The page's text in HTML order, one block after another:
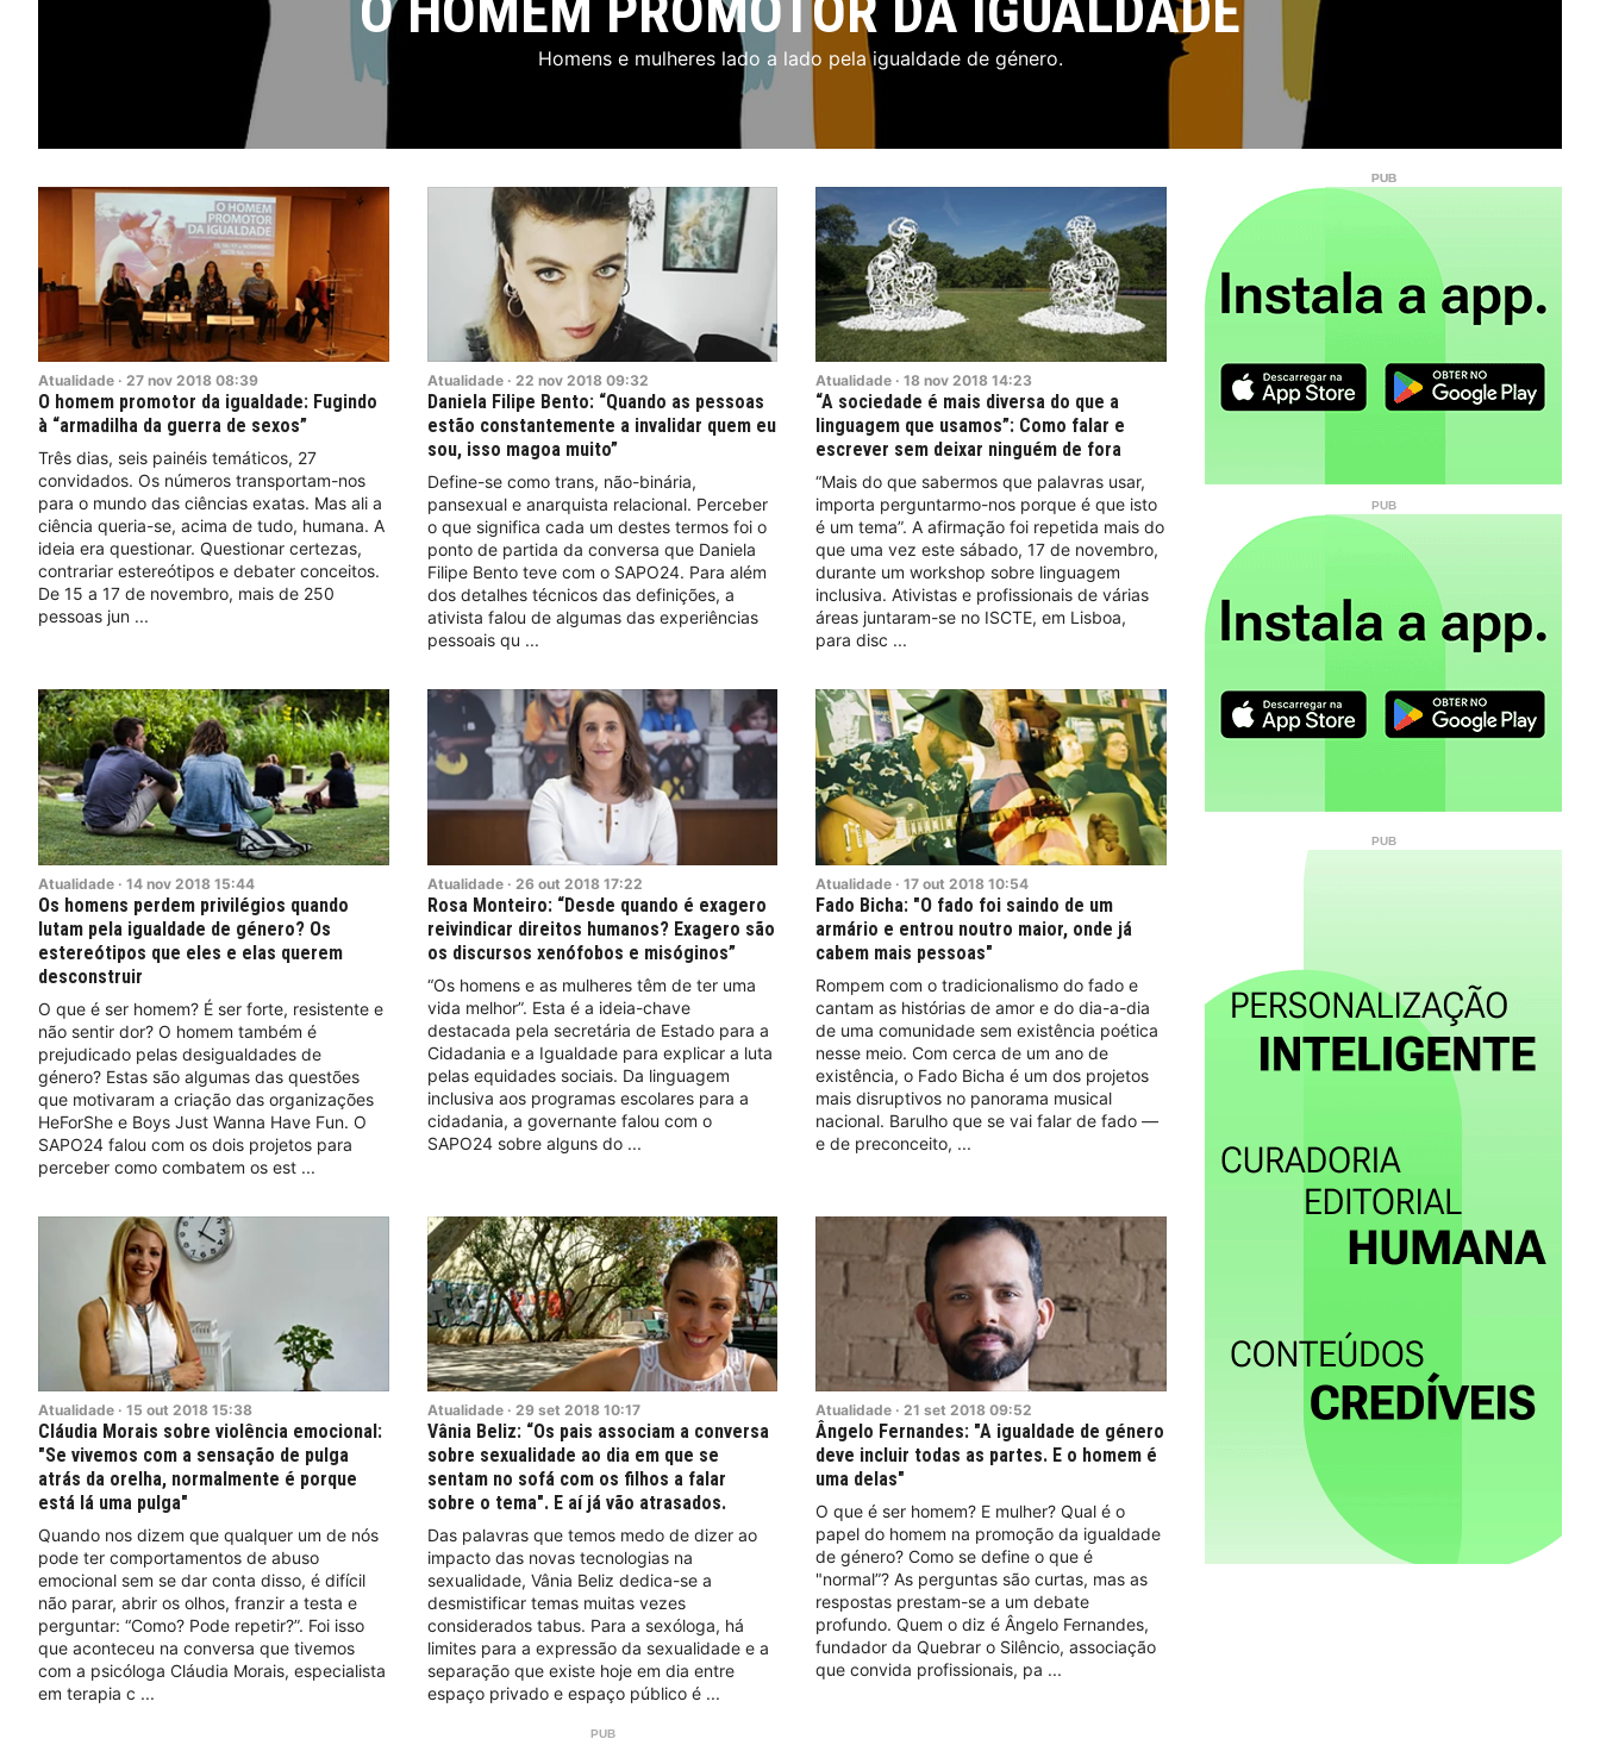
Homens e mulheres lado a lado pela igualdade de género.
Atualidade · 27 nov 2018 08:39
O homem promotor da igualdade: Fugindo
à “armadilha da guerra de sexos”
Três dias, seis painéis temáticos, 27
convidados. Os números transportam-nos
para o mundo das ciências exatas. Mas ali a
ciência queria-se, acima de tudo, humana. A
ideia era questionar. Questionar certezas,
contrariar estereótipos e debater conceitos.
De 15 a 17 de novembro, mais de 250
pessoas jun
Atualidade · 22 nov 2018 09:32
Daniela Filipe Bento: “Quando as pessoas
estão constantemente a invalidar quem eu
sou, isso magoa muito”
Define-se como trans, não-binária,
pansexual e anarquista relacional. Perceber
o que significa cada um destes termos foi o
ponto de partida da conversa que Daniela
Filipe Bento teve com o SAPO24. Para além
dos detalhes técnicos das definições, a
ativista falou de algumas das experiências
pessoais qu
Atualidade · 18 nov 2018 14:23
“A sociedade é mais diversa do que a
linguagem que usamos”: Como falar e
escrever sem deixar ninguém de fora
“Mais do que sabermos que palavras usar,
importa perguntarmo-nos porque é que isto
é um tema”. A afirmação foi repetida mais do
que uma vez este sábado, 17 de novembro,
durante um workshop sobre linguagem
inclusiva. Ativistas e profissionais de várias
áreas juntaram-se no ISCTE, em Lisboa,
para disc
Atualidade · 14 nov 2018 15:44
Os homens perdem privilégios quando
lutam pela igualdade de género? Os
estereótipos que eles e elas querem
desconstruir
O que é ser homem? É ser forte, resistente e
não sentir dor? O homem também é
prejudicado pelas desigualdades de
género? Estas são algumas das questões
que motivaram a criação das organizações
HeForShe e Boys Just Wanna Have Fun. O
SAPO24 falou com os dois projetos para
perceber como combatem os est
Atualidade · 26 out 2018 17:22
Rosa Monteiro: “Desde quando é exagero
reivindicar direitos humanos? Exagero são
os discursos xenófobos e misóginos”
“Os homens e as mulheres têm de ter uma
vida melhor”. Esta é a ideia-chave
destacada pela secretária de Estado para a
Cidadania e a Igualdade para explicar a luta
pelas equidades sociais. Da linguagem
inclusiva aos programas escolares para a
cidadania, a governante falou com o
SAPO24 sobre alguns do
Atualidade · 17 out 2018 10:54
Fado Bicha: "O fado foi saindo de um
armário e entrou noutro maior, onde já
cabem mais pessoas"
Rompem com o tradicionalismo do fado e
cantam as histórias de amor e do dia-a-dia
de uma comunidade sem existência poética
nesse meio. Com cerca de um ano de
existência, o Fado Bicha é um dos projetos
mais disruptivos no panorama musical
nacional. Barulho que se vai falar de fado —
e de preconceito,
Atualidade · 15 out 2018 15:38
Cláudia Morais sobre violência emocional:
"Se vivemos com a sensação de pulga
atrás da orelha, normalmente é porque
está lá uma pulga"
Quando nos dizem que qualquer um de nós
pode ter comportamentos de abuso
emocional sem se dar conta disso, é difícil
não parar, abrir os olhos, franzir a testa e
perguntar: “Como? Pode repetir?”. Foi isso
que aconteceu na conversa que tivemos
com a psicóloga Cláudia Morais, especialista
em terapia c
Atualidade · 29 set 2018 10:17
Vânia Beliz: “Os pais associam a conversa
sobre sexualidade ao dia em que se
sentam no sofá com os filhos a falar
sobre o tema". E aí já vão atrasados.
Das palavras que temos medo de dizer ao
impacto das novas tecnologias na
sexualidade, Vânia Beliz dedica-se a
desmistificar temas muitas vezes
considerados tabus. Para a sexóloga, há
limites para a expressão da sexualidade e a
separação que existe hoje em dia entre
espaço privado e espaço público é
Atualidade · 21 set 2018 09:52
Ângelo Fernandes: "A igualdade de género
deve incluir todas as partes. E o homem é
uma delas"
O que é ser homem? E mulher? Qual é o
papel do homem na promoção da igualdade
de género? Como se define o que é
"normal”? As perguntas são curtas, mas as
respostas prestam-se a um debate
profundo. Quem o diz é Ângelo Fernandes,
fundador da Quebrar o Silêncio, associação
que convida profissionais, pa